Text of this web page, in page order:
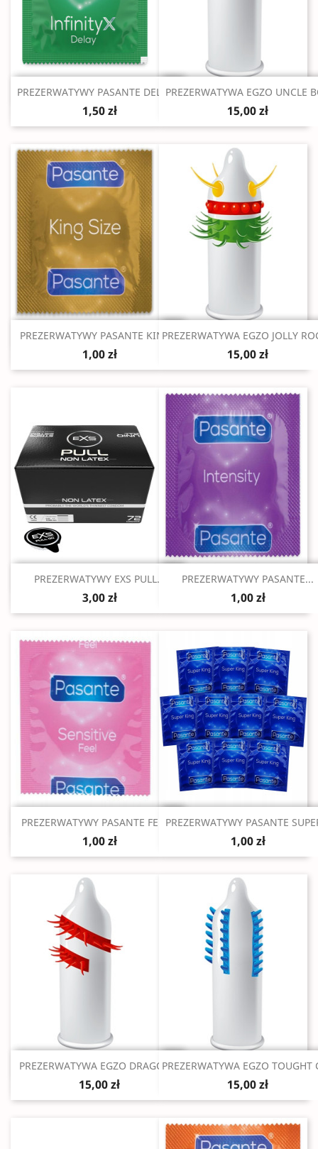
Szybki podgląd
PREZERWATYWY PASANTE DELAY...
1,50 zł
Szybki podgląd
PREZERWATYWA EGZO UNCLE
15,00 zł
Szybki podgląd
PREZERWATYWY PASANTE KING...
1,00 zł
Szybki podgląd
PREZERWATYWA EGZO JOLLY
15,00 zł
Szybki podgląd
PREZERWATYWY EXS PULL...
3,00 zł
Szybki podgląd
PREZERWATYWY PASANTE...
1,00 zł
Szybki podgląd
PREZERWATYWY PASANTE FEEL...
1,00 zł
Szybki podgląd
PREZERWATYWY PASANTE
1,00 zł
Szybki podgląd
PREZERWATYWA EGZO DRAGON...
15,00 zł
Szybki podgląd
PREZERWATYWA EGZO TOUGHT
15,00 zł